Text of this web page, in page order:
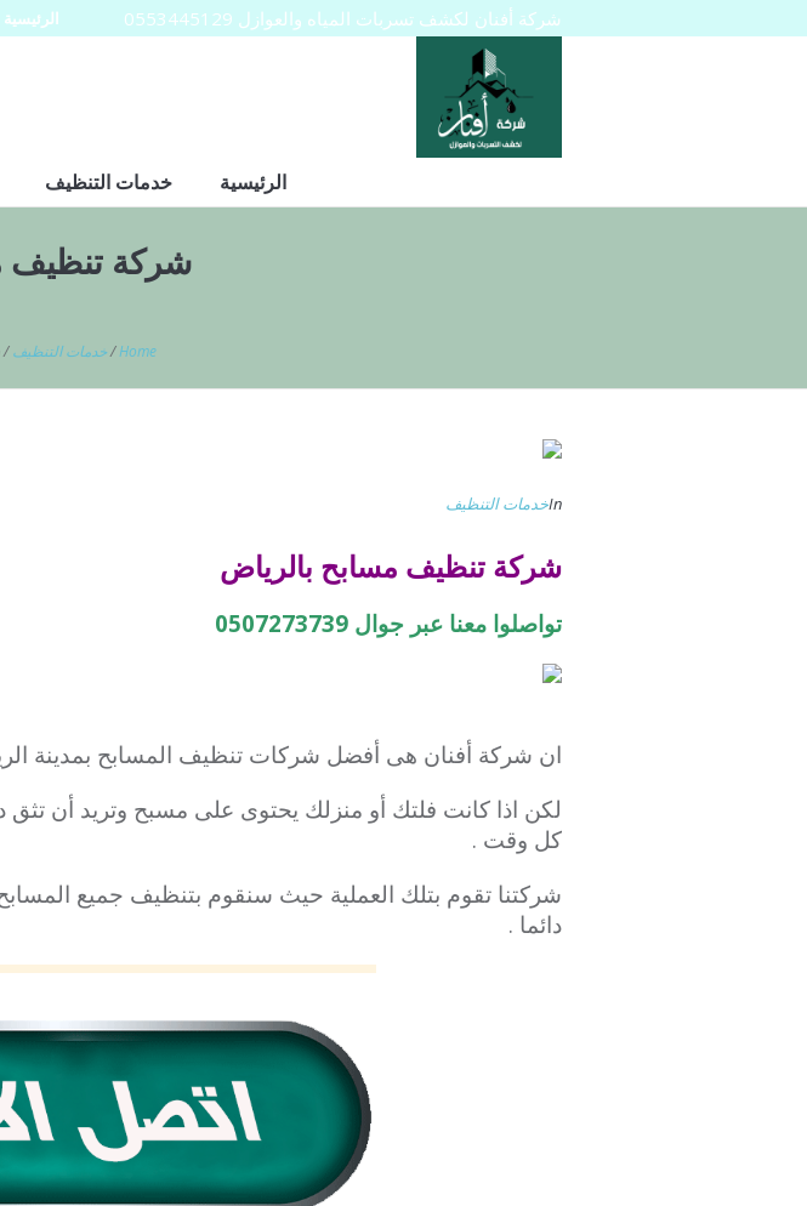
الرئيسية شركة أفنان لكشف تسربات المياه والعوازل 0553445129
الرئيسية خدمات التنظيف
شركة تنظيف
Home
/خدمات التنظيف /
Inخدمات التنظيف
شركة تنظيف مسابح بالرياض
تواصلوا معنا عبر جوال 0507273739
ان شركة أفنان هى أفضل شركات تنظيف المسابح بمدينة
لكن اذا كانت فلتك أو منزلك يحتوى على مسبح وتريد أن تثق
كل وقت .
شركتنا تقوم بتلك العملية حيث سنقوم بتنظيف جميع
دائما .